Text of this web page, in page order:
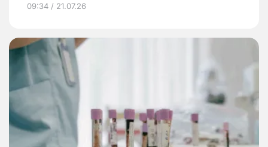
09:34 / 21.07.26